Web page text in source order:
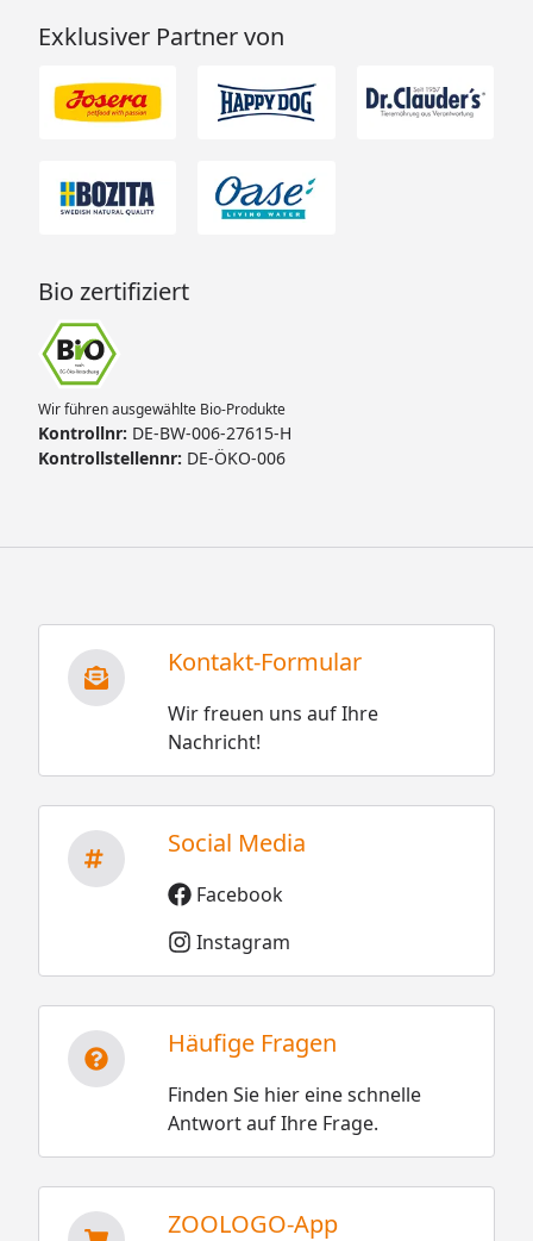
Exklusiver Partner von
Bio zertifiziert
Wir führen ausgewählte Bio-Produkte
Kontrollnr: DE-BW-006-27615-H
Kontrollstellennr: DE-ÖKO-006
Kontakt-Formular
Wir freuen uns auf Ihre
Nachricht!
Social Media
Facebook
Instagram
Häufige Fragen
Finden Sie hier eine schnelle
Antwort auf Ihre Frage.
ZOOLOGO-App